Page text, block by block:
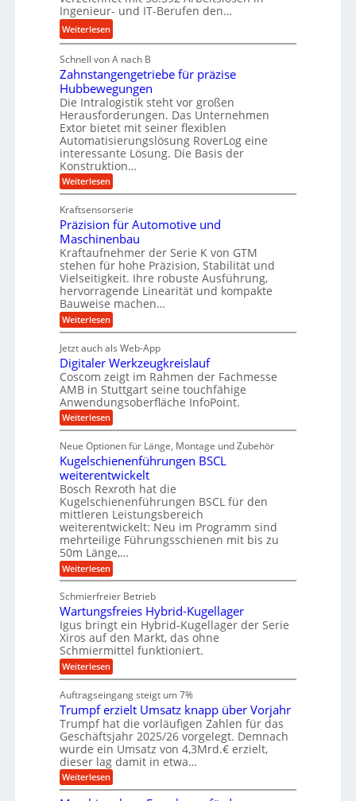
a
u
l
i
m
V
e
r
g
l
e
e
b
i
g
e
K
u
g
e
l
g
e
w
i
n
d
e
t
r
i
e
b
e
f
ü
r
r
a
e
U
m
g
e
b
u
n
g
n
t
e
i
g
r
t
U
m
s
a
t
z
n
d
A
u
f
t
r
a
s
e
i
n
g
a
n
g
Ingenieur- und IT-Berufen den…
Weiterlesen:
M
e
h
r
A
r
b
e
i
t
s
l
o
s
e
,
w
e
n
i
g
e
r
S
t
e
l
e
n
Schnell von A nach B
Zahnstangengetriebe für präzise
Hubbewegungen
Die Intralogistik steht vor großen
Herausforderungen. Das Unternehmen
Extor bietet mit seiner flexiblen
Automatisierungslösung RoverLog eine
interessante Lösung. Die Basis der
Konstruktion…
Weiterlesen:
Z
h
n
s
t
a
n
g
e
n
g
e
t
r
i
e
b
e
f
ü
r
r
ä
z
i
s
e
H
u
b
b
e
w
e
g
u
n
g
e
n
Kraftsensorserie
Präzision für Automotive und
Maschinenbau
Kraftaufnehmer der Serie K von GTM
stehen für hohe Präzision, Stabilität und
Vielseitigkeit. Ihre robuste Ausführung,
hervorragende Linearität und kompakte
Bauweise machen…
Weiterlesen:
P
ä
z
i
s
i
o
n
f
r
A
u
t
o
m
o
t
i
v
e
u
d
M
a
s
c
h
i
n
n
b
a
u
Jetzt auch als Web-App
Digitaler Werkzeugkreislauf
Coscom zeigt im Rahmen der Fachmesse
AMB in Stuttgart seine touchfähige
Anwendungsoberfläche InfoPoint.
Weiterlesen:
D
g
i
t
a
l
e
r
W
e
r
k
z
e
u
g
k
r
e
i
s
l
a
u
f
Neue Optionen für Länge, Montage und Zubehör
Kugelschienenführungen BSCL
weiterentwickelt
Bosch Rexroth hat die
Kugelschienenführungen BSCL für den
mittleren Leistungsbereich
weiterentwickelt: Neu im Programm sind
mehrteilige Führungsschienen mit bis zu
50m Länge,…
Weiterlesen:
K
g
e
l
s
c
h
i
e
e
n
f
ü
h
r
u
n
g
Schmierfreier Betrieb
Wartungsfreies Hybrid-Kugellager
Igus bringt ein Hybrid-Kugellager der Serie
Xiros auf den Markt, das ohne
Schmiermittel funktioniert.
Weiterlesen:
W
r
t
u
n
g
s
f
r
e
Auftragseingang steigt um 7%
Trumpf erzielt Umsatz knapp über Vorjahr
Trumpf hat die vorläufigen Zahlen für das
Geschäftsjahr 2025/26 vorgelegt. Demnach
wurde ein Umsatz von 4,3Mrd.€ erzielt,
dieser lag damit in etwa…
Weiterlesen:
T